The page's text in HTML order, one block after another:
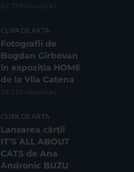
62.729 vizualizari
CLIPA DE ARTA
Fotografii de
Bogdan Gîrbovan
în expoziția HOME
de la Vila Catena
16.210 vizualizari
CLIPA DE ARTA
Lansarea cărții
IT’S ALL ABOUT
CATS de Ana
Andronic BUZU